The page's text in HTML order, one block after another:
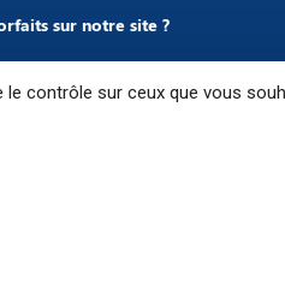
sur notre site ?
contrôle sur ceux que vous